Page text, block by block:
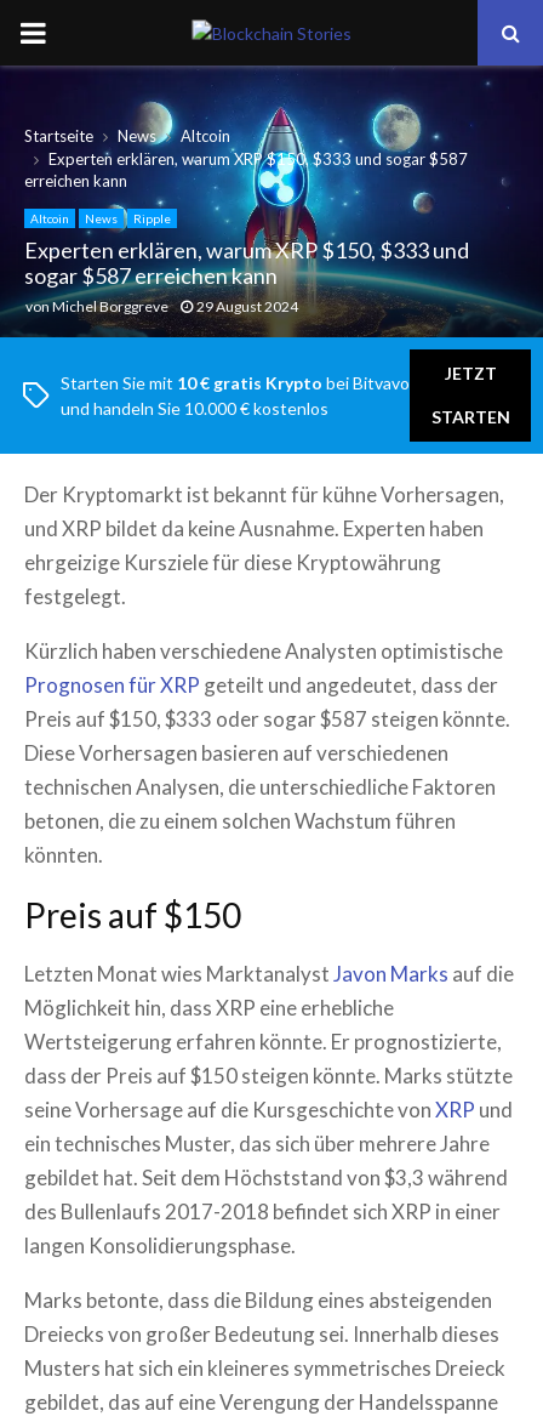
PRIMARY
Startseite News
Altcoin
Experten erklären, warum XRP $150, $333 und sogar $587
erreichen kann
Altcoin News Ripple
Experten erklären, warum XRP $150, $333 und
sogar $587 erreichen kann
vonMichel Borggreve 29 August 2024
Starten Sie mit 10 € gratis Krypto bei Bitvavo
und handeln Sie 10.000 € kostenlos
JETZT
STARTEN
Der Kryptomarkt ist bekannt für kühne Vorhersagen,
und XRP bildet da keine Ausnahme. Experten haben
ehrgeizige Kursziele für diese Kryptowährung
festgelegt.
Kürzlich haben verschiedene Analysten optimistische
Prognosen für XRP geteilt und angedeutet, dass der
Preis auf $150, $333 oder sogar $587 steigen könnte.
Diese Vorhersagen basieren auf verschiedenen
technischen Analysen, die unterschiedliche Faktoren
betonen, die zu einem solchen Wachstum führen
könnten.
Preis auf $150
Letzten Monat wies MarktanalystJavon Marks auf die
Möglichkeit hin, dass XRP eine erhebliche
Wertsteigerung erfahren könnte. Er prognostizierte,
dass der Preis auf $150 steigen könnte. Marks stützte
seine Vorhersage auf die Kursgeschichte vonXRP und
ein technisches Muster, das sich über mehrere Jahre
gebildet hat. Seit dem Höchststand von $3,3 während
des Bullenlaufs 2017-2018 befindet sich XRP in einer
langen Konsolidierungsphase.
Marks betonte, dass die Bildung eines absteigenden
Dreiecks von großer Bedeutung sei. Innerhalb dieses
Musters hat sich ein kleineres symmetrisches Dreieck
gebildet, das auf eine Verengung der Handelsspanne